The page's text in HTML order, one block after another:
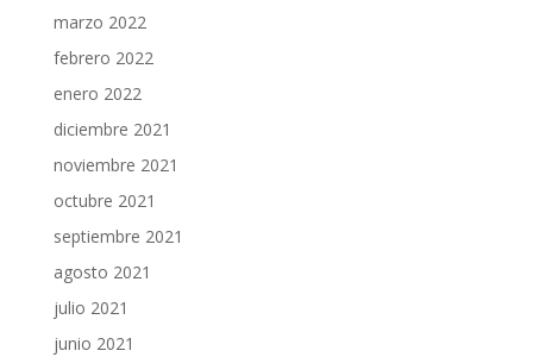
marzo 2022
febrero 2022
enero 2022
diciembre 2021
noviembre 2021
octubre 2021
septiembre 2021
agosto 2021
julio 2021
junio 2021